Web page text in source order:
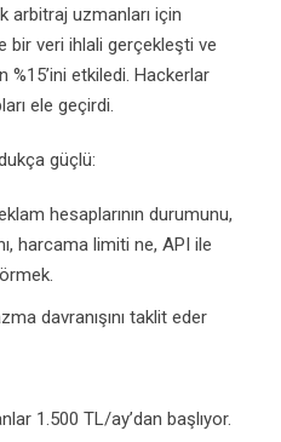
arbitraj uzmanları için
bir veri ihlali gerçekleşti ve
%15’ini etkiledi. Hackerlar
ele geçirdi.
güçlü:
hesaplarının durumunu,
harcama limiti ne, API ile
davranışını taklit eder
1.500 TL/ay’dan başlıyor.